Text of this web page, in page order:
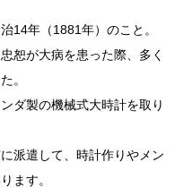
14年（1881年）のこと。
恕が大病を患った際、多く
。
ダ製の機械式大時計を取り
派遣して、時計作りやメン
ます。